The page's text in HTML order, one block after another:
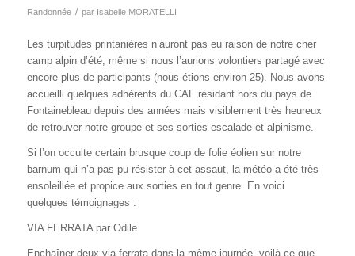
Randonnée / par Isabelle MORATELLI
Les turpitudes printanières n’auront pas eu raison de notre cher
camp alpin d’été, même si nous l’aurions volontiers partagé avec
encore plus de participants (nous étions environ 25). Nous avons
accueilli quelques adhérents du CAF résidant hors du pays de
Fontainebleau depuis des années mais visiblement très heureux
de retrouver notre groupe et ses sorties escalade et alpinisme.
Si l’on occulte certain brusque coup de folie éolien sur notre
barnum qui n’a pas pu résister à cet assaut, la météo a été très
ensoleillée et propice aux sorties en tout genre. En voici
quelques témoignages :
VIA FERRATA par Odile
Enchaîner deux via ferrata dans la même journée, voilà ce que